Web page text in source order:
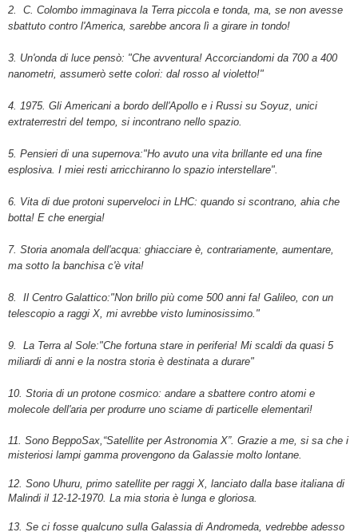
2. C. Colombo immaginava la Terra piccola e tonda, ma, se non avesse
sbattuto contro l'America, sarebbe ancora lì a girare in tondo!
3. Un'onda di luce pensò: "Che avventura! Accorciandomi da 700 a 400
nanometri, assumerò sette colori: dal rosso al violetto!"
4. 1975. Gli Americani a bordo dell'Apollo e i Russi su Soyuz, unici
extraterrestri del tempo, si incontrano nello spazio.
5. Pensieri di una supernova:"Ho avuto una vita brillante ed una fine
esplosiva. I miei resti arricchiranno lo spazio interstellare".
6. Vita di due protoni superveloci in LHC: quando si scontrano, ahia che
botta! E che energia!
7. Storia anomala dell'acqua: ghiacciare è, contrariamente, aumentare,
ma sotto la banchisa c'è vita!
8. Il Centro Galattico:"Non brillo più come 500 anni fa! Galileo, con un
telescopio a raggi X, mi avrebbe visto luminosissimo."
9. La Terra al Sole:"Che fortuna stare in periferia! Mi scaldi da quasi 5
miliardi di anni e la nostra storia è destinata a durare"
10. Storia di un protone cosmico: andare a sbattere contro atomi e
molecole dell'aria per produrre uno sciame di particelle elementari!
11. Sono BeppoSax,“Satellite per Astronomia X”. Grazie a me, si sa che i
misteriosi lampi gamma provengono da Galassie molto lontane.
12. Sono Uhuru, primo satellite per raggi X, lanciato dalla base italiana di
Malindi il 12-12-1970. La mia storia è lunga e gloriosa.
13. Se ci fosse qualcuno sulla Galassia di Andromeda, vedrebbe adesso